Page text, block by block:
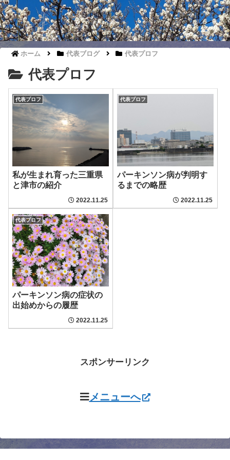
ホーム 代表ブログ 代表プロフ
代表プロフ
代表プロフ
私が生まれ育った三重県
と津市の紹介
2022.11.25
代表プロフ
パーキンソン病が判明す
るまでの略歴
2022.11.25
代表プロフ
パーキンソン病の症状の
出始めからの履歴
2022.11.25
スポンサーリンク
メニューへ